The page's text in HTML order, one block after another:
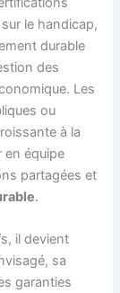
le handicap,
durable
des
Les
ou
à la
en équipe
partagées et
.
il devient
sa
garanties